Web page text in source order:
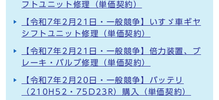
フトユニット修理（単価契約）
【令和7年2月21日・一般競争】いすゞ車ギヤ
シフトユニット修理（単価契約）
【令和7年2月21日・一般競争】倍力装置、ブ
レーキ・バルブ修理（単価契約）
【令和7年2月20日・一般競争】バッテリ
（210H52・75D23R）購入（単価契約）